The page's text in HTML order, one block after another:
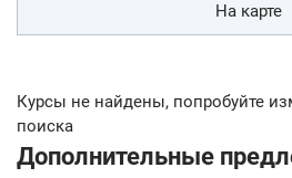
На карте
Курсы не найдены, попробуйте
поиска
Дополнительные